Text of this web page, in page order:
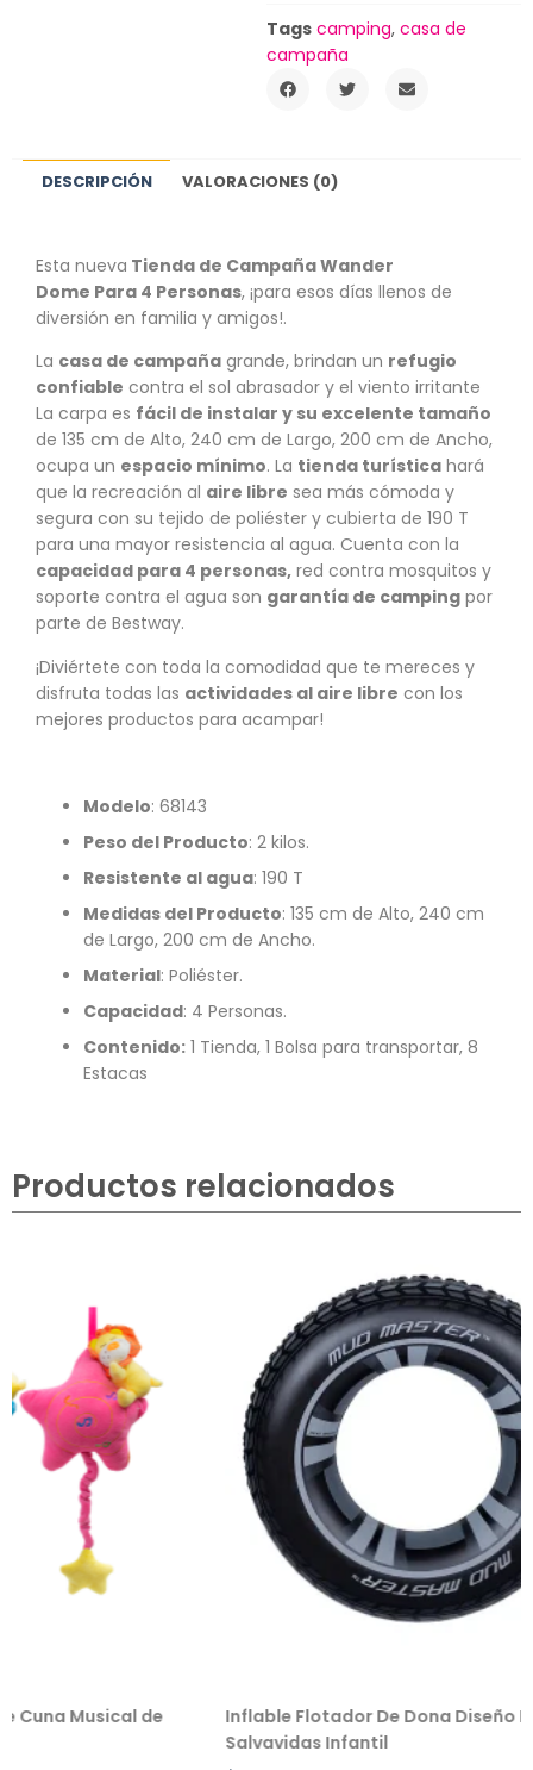
Tags camping, casa de
campaña
DESCRIPCIÓN VALORACIONES (0)
Esta nueva Tienda de Campaña Wander
Dome Para 4 Personas, ¡para esos días llenos de
diversión en familia y amigos!.
La casa de campaña grande, brindan un refugio
confiable contra el sol abrasador y el viento irritante
La carpa es fácil de instalar y su excelente tamaño
de 135 cm de Alto, 240 cm de Largo, 200 cm de Ancho,
ocupa un espacio mínimo. La tienda turística hará
que la recreación al aire libre sea más cómoda y
segura con su tejido de poliéster y cubierta de 190 T
para una mayor resistencia al agua. Cuenta con la
capacidad para 4 personas, red contra mosquitos y
soporte contra el agua son garantía de camping por
parte de Bestway.
¡Diviértete con toda la comodidad que te mereces y
disfruta todas las actividades al aire libre con los
mejores productos para acampar!
Modelo: 68143
Peso del Producto: 2 kilos.
Resistente al agua: 190 T
Medidas del Producto: 135 cm de Alto, 240 cm
de Largo, 200 cm de Ancho.
Material: Poliéster.
Capacidad: 4 Personas.
Contenido: 1 Tienda, 1 Bolsa para transportar, 8
Estacas
Productos relacionados
de
Inflable Flotador De Dona Diseño Llanta
Salvavidas Infantil